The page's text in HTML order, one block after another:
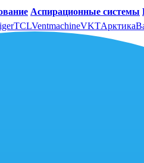
Аспирационные системы
TCLVentmachineVKTАрктика